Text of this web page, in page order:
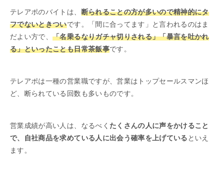
テレアポのバイトは、 断られることの方が多いので精神的にタ
フでないときついです。「間に合ってます」と言われるのはま
だよい方で、「名乗るなりガチャ切りされる」「暴言を吐かれ
る」といったことも日常茶飯事です。
テレアポは一種の営業職ですが、営業はトップセールスマンほ
ど、断られている回数も多いものです。
営業成績が高い人は、なるべく たくさんの人に声をかけること
で、自社商品を求めている人に出会う確率を上げている といえ
ます。